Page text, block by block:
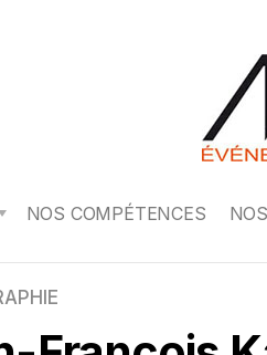
NOS COMPÉTENCES